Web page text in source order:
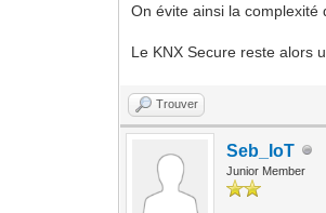
On évite ainsi la complexité
Le KNX Secure reste alors
Trouver
Seb_IoT
Junior Member